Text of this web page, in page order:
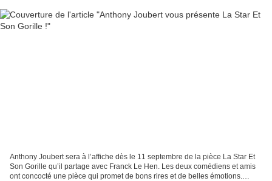
Anthony Joubert sera à l’affiche dès le 11 septembre de la pièce La Star Et
Son Gorille qu’il partage avec Franck Le Hen. Les deux comédiens et amis
ont concocté une pièce qui promet de bons rires et de belles émotions.